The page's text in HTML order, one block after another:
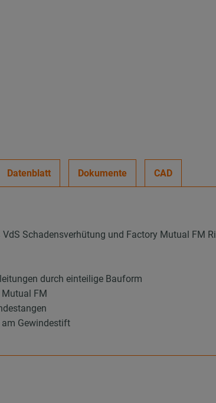
Datenblatt Dokumente CAD
Schadensverhütung und Factory Mutual FM
durch einteilige Bauform
FM
am Gewindestift